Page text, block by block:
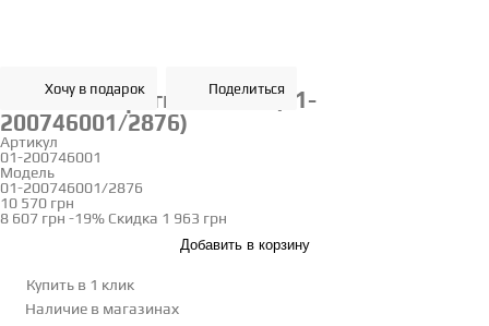
Хочу в подарок Поделиться
Золотые серьги с емаль (01-
200746001/2876)
Артикул
01-200746001
Модель
01-200746001/2876
10 570 грн
8 607 грн -19% Скидка 1 963 грн
Добавить в корзину
Купить в 1 клик
Наличие в магазинах